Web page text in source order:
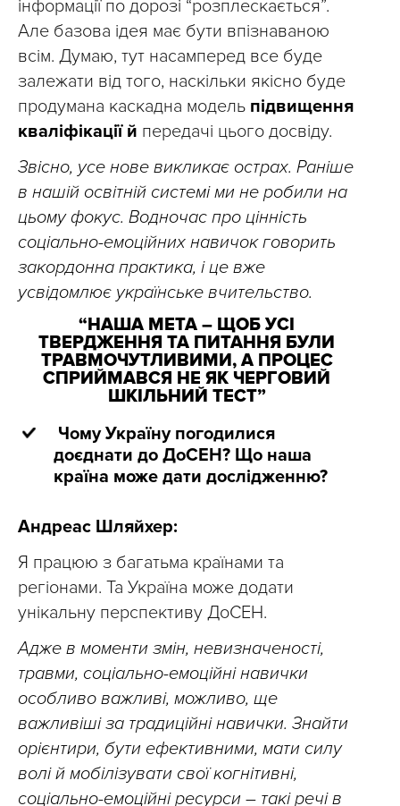
інформації по дорозі “розплескається”.
Але базова ідея має бути впізнаваною
всім. Думаю, тут насамперед все буде
залежати від того, наскільки якісно буде
продумана каскадна модель підвищення
кваліфікації й передачі цього досвіду.
Звісно, усе нове викликає острах. Раніше
в нашій освітній системі ми не робили на
цьому фокус. Водночас про цінність
соціально-емоційних навичок говорить
закордонна практика, і це вже
усвідомлює українське вчительство.
“НАША МЕТА – ЩОБ УСІ
ТВЕРДЖЕННЯ ТА ПИТАННЯ БУЛИ
ТРАВМОЧУТЛИВИМИ, А ПРОЦЕС
СПРИЙМАВСЯ НЕ ЯК ЧЕРГОВИЙ
ШКІЛЬНИЙ ТЕСТ”
Чому Україну погодилися
доєднати до ДоСЕН? Що наша
країна може дати дослідженню?
Андреас Шляйхер:
Я працюю з багатьма країнами та
регіонами. Та Україна може додати
унікальну перспективу ДоСЕН.
Адже в моменти змін, невизначеності,
травми, соціально-емоційні навички
особливо важливі, можливо, ще
важливіші за традиційні навички. Знайти
орієнтири, бути ефективними, мати силу
волі й мобілізувати свої когнітивні,
соціально-емоційні ресурси – такі речі в